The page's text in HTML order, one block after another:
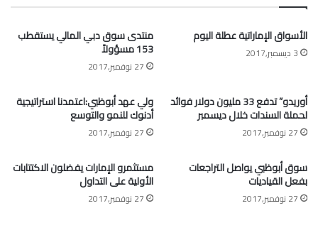
الأسواق الإماراتية عطلة اليوم
3 ديسمبر,2017
منتدى سوق دبي المالي يستقطب
153 مسؤولاً
27 نوفمبر,2017
أوريدو” تدفع 33 مليون دولار فوائد
لحملة السندات خلال ديسمبر
27 نوفمبر,2017
ولي عهد أبوظبي:اعتمدنا استراتيجية
أدنوك للنمو والتوسع
27 نوفمبر,2017
سوق أبوظبي يواصل التراجعات
بفعل القياديات
27 نوفمبر,2017
مستثمرو الإمارات يفضلون الاكتتابات
الأولية على التداول
27 نوفمبر,2017